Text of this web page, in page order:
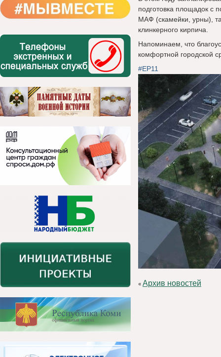
подготовка площадок с
МАФ (скамейки, урны),
клинкерного кирпича.
Напоминаем, что
комфортной городской
#ЕР11
«Архив новостей